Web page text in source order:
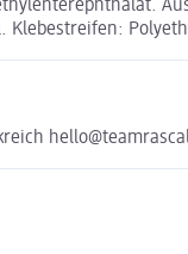
Klebestreifen: